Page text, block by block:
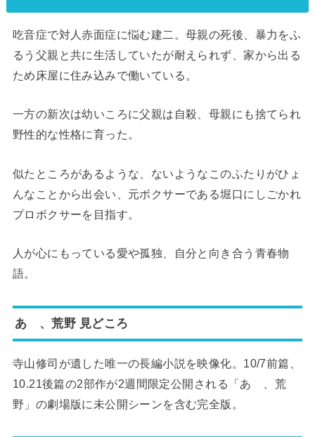
吃音症で対人赤面症に悩む建二。母親の死後、暴力をふ
るう父親と共に生活していたが耐えられず、家から出る
ため床屋に住み込みで働いている。
一方の新次は幼いころに父親は自殺、母親にも捨てられ
野性的な性格に育った。
似たところがあるような、ないようなこのふたりがひょ
んなことから出会い、元ボクサーである堀口にしごかれ
プロボクサーを目指す。
人が心にもっている愛や孤独、自分と向き合う青春物
語。
あゝ、荒野 見どころ
寺山修司が遺した唯一の長編小説を映像化。10/7前篇、
10.21後篇の2部作が2週間限定公開される「あゝ、荒
野」の劇場版に未公開シーンを含む完全版。